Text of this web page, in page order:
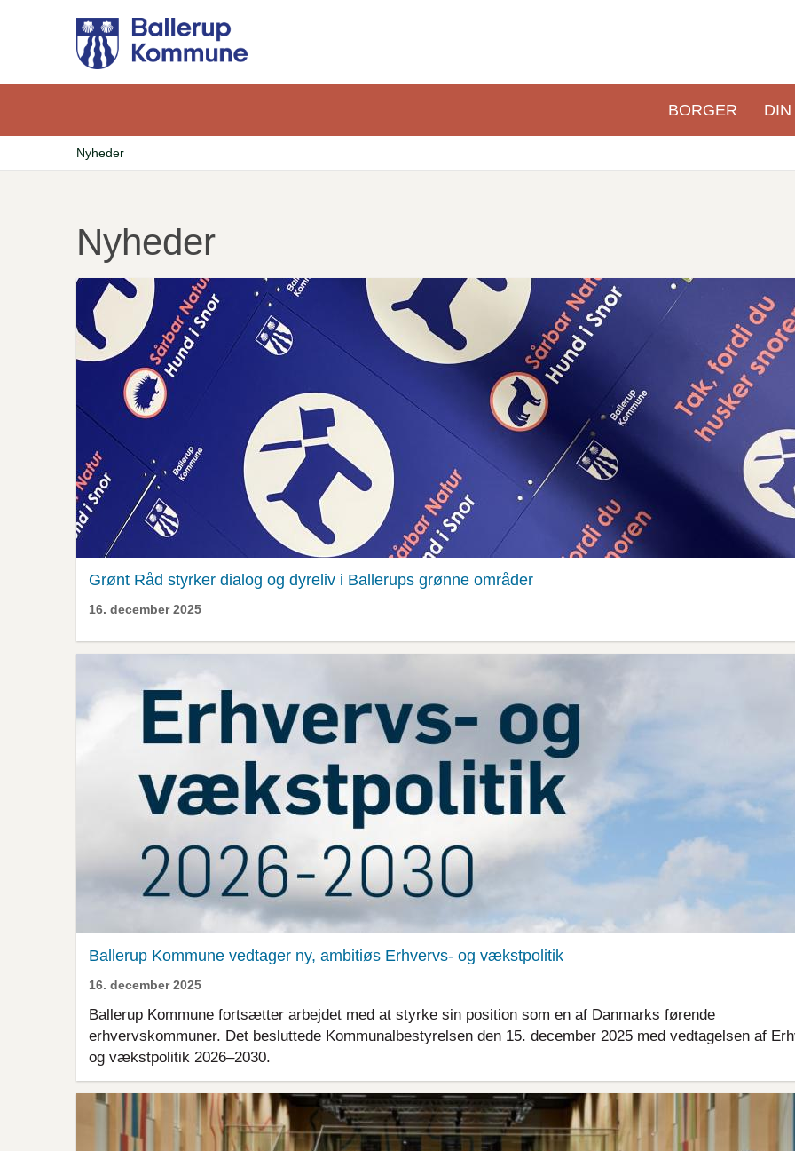
hovedindhold
Primær
BORGER
Nyheder
Nyheder
Grønt Råd styrker dialog og dyreliv i Ballerups grønne områder
16. december 2025
Ballerup Kommune vedtager ny, ambitiøs Erhvervs- og vækstpolitik
16. december 2025
Ballerup Kommune fortsætter arbejdet med at styrke sin position som en af Danmarks førende
erhvervskommuner. Det besluttede Kommunalbestyrelsen den 15. december 2025 med vedtagelsen af
og vækstpolitik 2026–2030.